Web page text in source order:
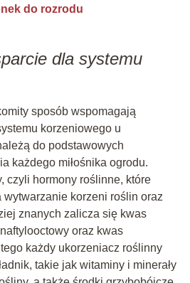
do rozrodu
dla systemu
sposób wspomagają
korzeniowego u
do podstawowych
każdego miłośnika ogrodu.
czyli hormony roślinne, które
wytwarzanie korzeni roślin oraz
znanych zalicza się kwas
oraz kwas
każdy ukorzeniacz roślinny
takie jak witaminy i minerały